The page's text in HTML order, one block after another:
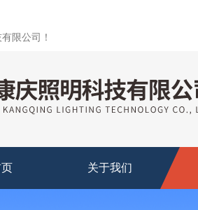
限公司！
关于我们